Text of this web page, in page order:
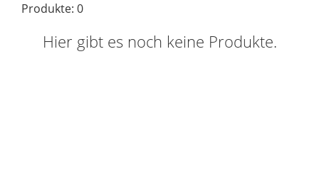
Produkte: 0
Hier gibt es noch keine Produkte.